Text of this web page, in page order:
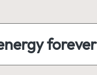
forever